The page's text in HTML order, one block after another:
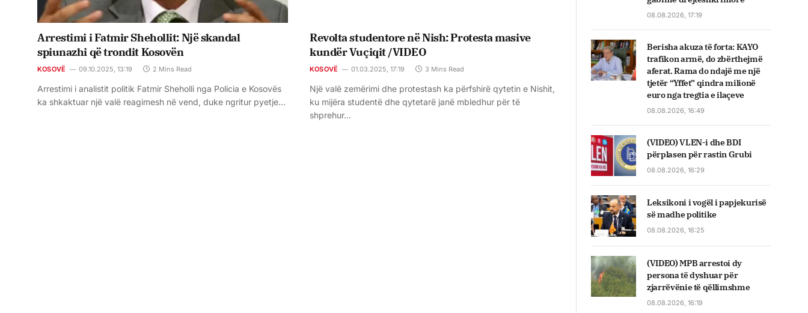
Arrestimi i Fatmir Shehollit: Një skandal
spiunazhi që trondit Kosovën
KOSOVË 09.10.2025, 13:19 2 Mins Read
Arrestimi i analistit politik Fatmir Sheholli nga Policia e Kosovës
ka shkaktuar një valë reagimesh në vend, duke ngritur pyetje…
Revolta studentore në Nish: Protesta masive
kundër Vuçiqit /VIDEO
KOSOVË 01.03.2025, 17:19 3 Mins Read
Një valë zemërimi dhe protestash ka përfshirë qytetin e Nishit,
ku mijëra studentë dhe qytetarë janë mbledhur për të
shprehur…
08.08.2026, 17:19
Berisha akuza të forta: KAYO
trafikon armë, do zbërthejmë
aferat. Rama do ndajë me një
tjetër “Yffet” qindra milionë
euro nga tregtia e ilaçeve
08.08.2026, 16:49
(VIDEO) VLEN-i dhe BDI
përplasen për rastin Grubi
08.08.2026, 16:29
Leksikoni i vogël i papjekurisë
së madhe politike
08.08.2026, 16:25
(VIDEO) MPB arrestoi dy
persona të dyshuar për
zjarrëvënie të qëllimshme
08.08.2026, 16:19